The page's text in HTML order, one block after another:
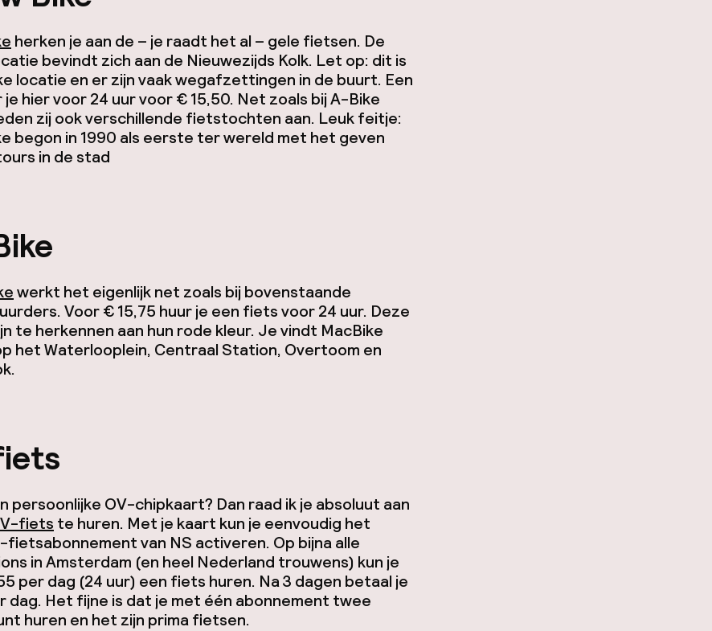
herken je aan de – je raadt het al – gele fietsen. De
bevindt zich aan de Nieuwezijds Kolk. Let op: dit is
locatie en er zijn vaak wegafzettingen in de buurt. Een
hier voor 24 uur voor € 15,50. Net zoals bij A-Bike
zij ook verschillende fietstochten aan. Leuk feitje:
begon in 1990 als eerste ter wereld met het geven
in de stad
werkt het eigenlijk net zoals bij bovenstaande
Voor € 15,75 huur je een fiets voor 24 uur. Deze
te herkennen aan hun rode kleur. Je vindt MacBike
het Waterlooplein, Centraal Station, Overtoom en
persoonlijke OV-chipkaart? Dan raad ik je absoluut aan
fiets te huren. Met je kaart kun je eenvoudig het
fietsabonnement van NS activeren. Op bijna alle
in Amsterdam (en heel Nederland trouwens) kun je
per dag (24 uur) een fiets huren. Na 3 dagen betaal je
dag. Het fijne is dat je met één abonnement twee
huren en het zijn prima fietsen.